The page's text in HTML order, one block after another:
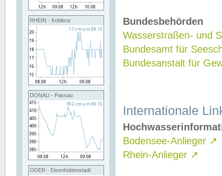
RHEIN - Koblenz
DONAU - Passau
ODER - Eisenhüttenstadt
Bundesbehörden
Wasserstraßen- und
Bundesamt für
Bundesanstalt für
Internationale
Bodensee-Anlieger ↗
Rhein-Anlieger ↗